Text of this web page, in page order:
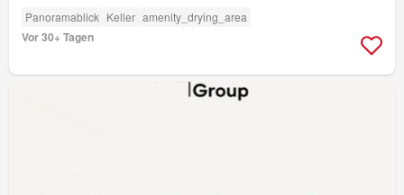
Panoramablick Keller amenity_drying_area
Vor 30+ Tagen